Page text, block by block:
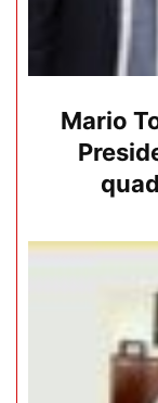
Mario